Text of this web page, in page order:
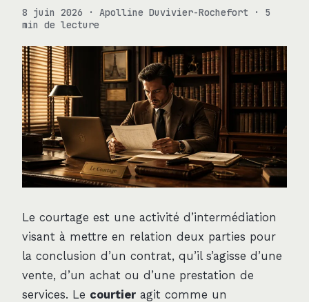
8 juin 2026 · Apolline Duvivier-Rochefort ·
5
min de lecture
Le courtage est une activité d’intermédiation
visant à mettre en relation deux parties pour
la conclusion d’un contrat, qu’il s’agisse d’une
vente, d’un achat ou d’une prestation de
services. Le courtier agit comme un